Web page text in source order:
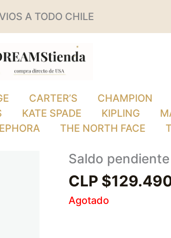
A TODO CHILE
CARTER’S CHAMPION
KATE SPADE KIPLING
THE NORTH FACE
Saldo
CLP $
Agotado